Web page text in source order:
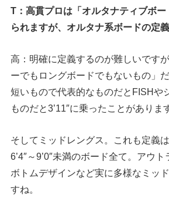
T：高貫プロは「オルタナティブボ
られますが、オルタナ系ボードの定
高：明確に定義するのが難しいです
ーでもロングボードでもないもの」
短いもので代表的なものだとFISHや
ものだと3’11″に乗ったことがありま
そしてミッドレングス。これも定義
6’4″～9’0″未満のボード全て。アウト
ボトムデザインなど実に多様なミッ
すね。